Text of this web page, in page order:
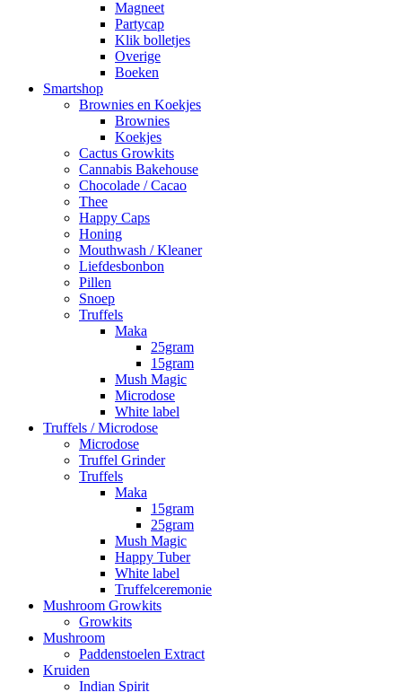
Magneet
Partycap
Klik bolletjes
Overige
Boeken
Smartshop
Brownies en Koekjes
Brownies
Koekjes
Cactus Growkits
Cannabis Bakehouse
Chocolade / Cacao
Thee
Happy Caps
Honing
Mouthwash / Kleaner
Liefdesbonbon
Pillen
Snoep
Truffels
Maka
25gram
15gram
Mush Magic
Microdose
White label
Truffels / Microdose
Microdose
Truffel Grinder
Truffels
Maka
15gram
25gram
Mush Magic
Happy Tuber
White label
Truffelceremonie
Mushroom Growkits
Growkits
Mushroom
Paddenstoelen Extract
Kruiden
Indian Spirit